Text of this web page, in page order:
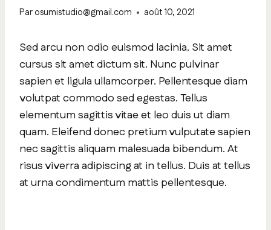
Par osumistudio@gmail.com août 10, 2021
Sed arcu non odio euismod lacinia. Sit amet
cursus sit amet dictum sit. Nunc pulvinar
sapien et ligula ullamcorper. Pellentesque diam
volutpat commodo sed egestas. Tellus
elementum sagittis vitae et leo duis ut diam
quam. Eleifend donec pretium vulputate sapien
nec sagittis aliquam malesuada bibendum. At
risus viverra adipiscing at in tellus. Duis at tellus
at urna condimentum mattis pellentesque.